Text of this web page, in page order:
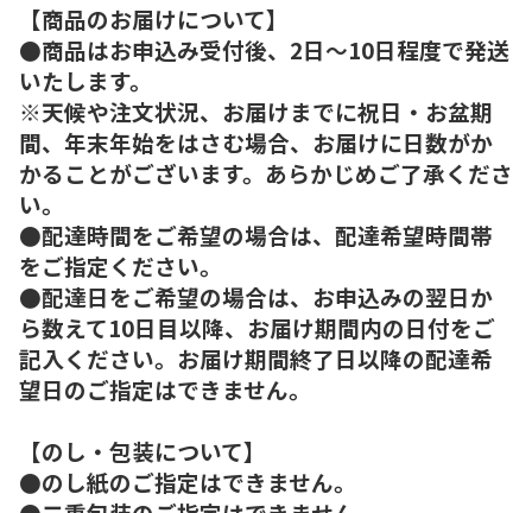
【商品のお届けについて】
●商品はお申込み受付後、2日～10日程度で発送
いたします。
※天候や注文状況、お届けまでに祝日・お盆期
間、年末年始をはさむ場合、お届けに日数がか
かることがございます。あらかじめご了承くださ
い。
●配達時間をご希望の場合は、配達希望時間帯
をご指定ください。
●配達日をご希望の場合は、お申込みの翌日か
ら数えて10日目以降、お届け期間内の日付をご
記入ください。お届け期間終了日以降の配達希
望日のご指定はできません。
【のし・包装について】
●のし紙のご指定はできません。